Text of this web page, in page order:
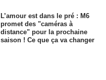
L’amour est dans le pré : M6
promet des "caméras à
distance" pour la prochaine
saison ! Ce que ça va changer